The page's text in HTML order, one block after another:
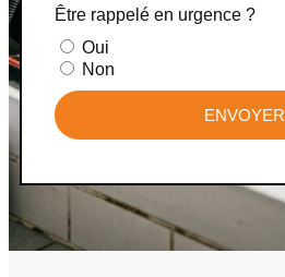
Être rappelé en urgence ?
Oui
Non
ENVOYER